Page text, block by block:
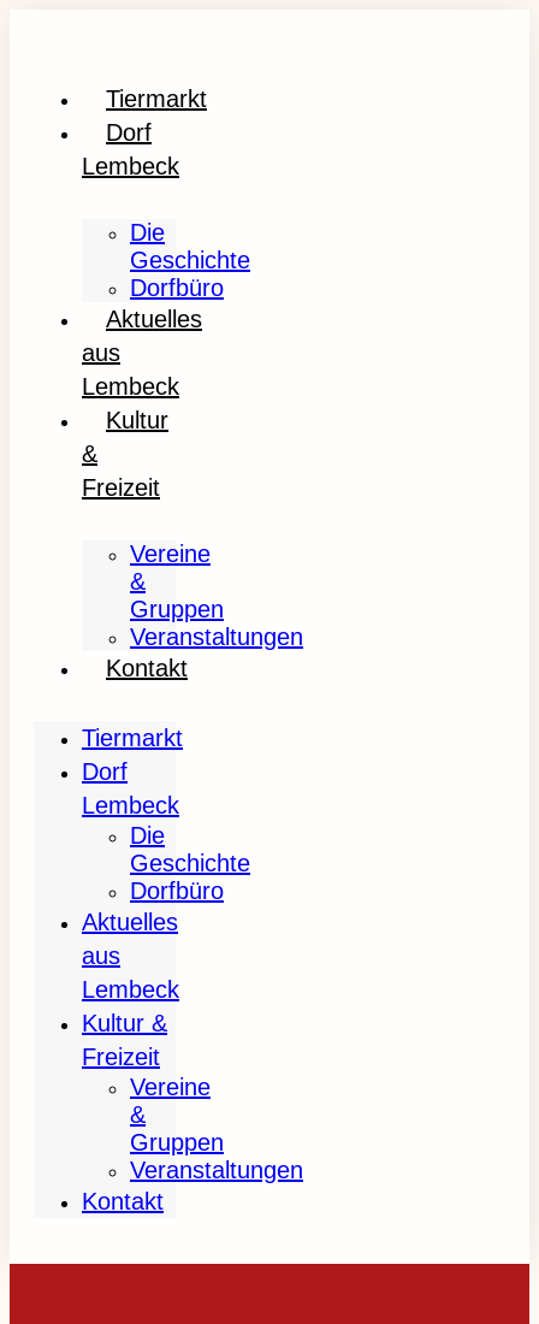
Tiermarkt
Dorf
Lembeck
Die
Geschichte
Dorfbüro
Aktuelles
aus
Lembeck
Kultur
&
Freizeit
Vereine
&
Gruppen
Veranstaltungen
Kontakt
Tiermarkt
Dorf
Lembeck
Die
Geschichte
Dorfbüro
Aktuelles
aus
Lembeck
Kultur &
Freizeit
Vereine
&
Gruppen
Veranstaltungen
Kontakt